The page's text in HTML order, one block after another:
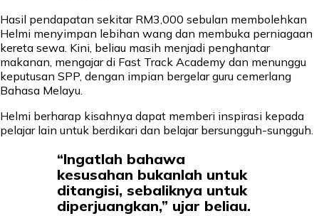
Hasil pendapatan sekitar RM3,000 sebulan membolehkan
Helmi menyimpan lebihan wang dan membuka perniagaan
kereta sewa. Kini, beliau masih menjadi penghantar
makanan, mengajar di Fast Track Academy dan menunggu
keputusan SPP, dengan impian bergelar guru cemerlang
Bahasa Melayu.
Helmi berharap kisahnya dapat memberi inspirasi kepada
pelajar lain untuk berdikari dan belajar bersungguh-sungguh.
“Ingatlah bahawa
kesusahan bukanlah untuk
ditangisi, sebaliknya untuk
diperjuangkan,” ujar beliau.